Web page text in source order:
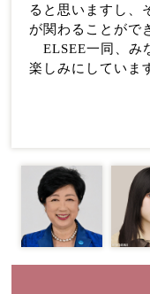
ると思いますし、
が関わることがで
ELSEE一同、み
楽しみにしていま